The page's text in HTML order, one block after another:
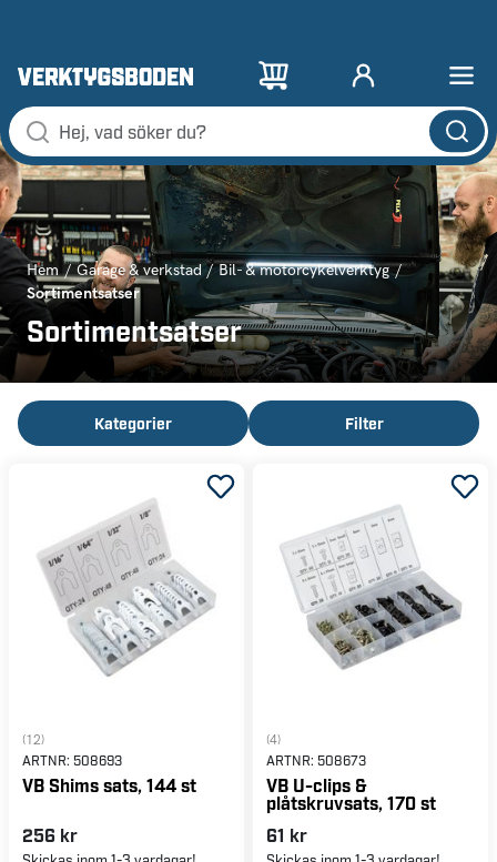
Hem Garage & verkstad Bil- & motorcykelverktyg
Sortimentsatser
Sortimentsatser
Kategorier Filter
(12)
ARTNR: 508693
VB Shims sats, 144 st
256 kr
(4)
ARTNR: 508673
VB U-clips &
plåtskruvsats, 170 st
61 kr